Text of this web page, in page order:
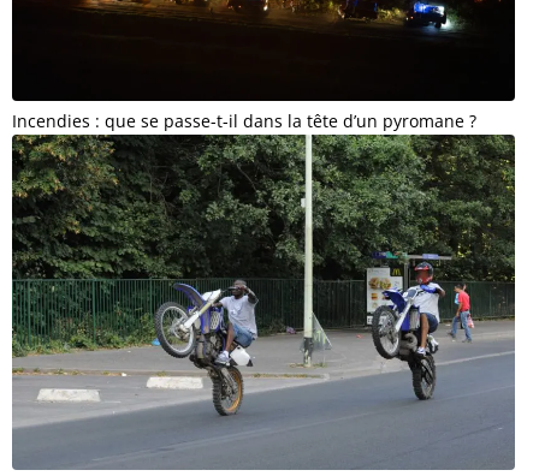
Incendies : que se passe-t-il dans la tête d’un pyromane ?